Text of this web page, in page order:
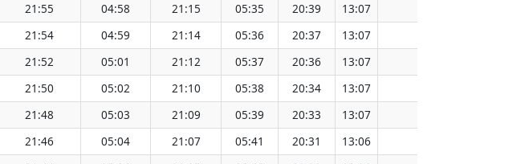
21:55 04:58 21:15 05:35 20:39 13:07
21:54 04:59 21:14 05:36 20:37 13:07
21:52 05:01 21:12 05:37 20:36 13:07
21:50 05:02 21:10 05:38 20:34 13:07
21:48 05:03 21:09 05:39 20:33 13:07
21:46 05:04 21:07 05:41 20:31 13:06